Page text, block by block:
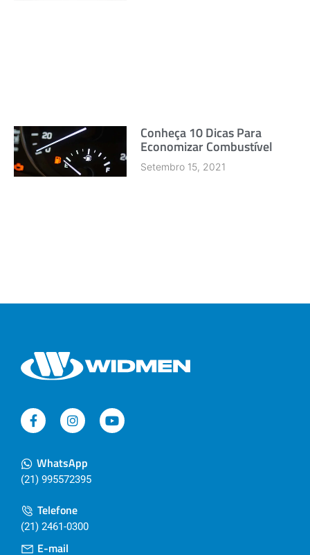
Conheça 10 Dicas Para
Economizar Combustível
Setembro 15, 2021
WhatsApp
(21) 995572395
Telefone
(21) 2461-0300
E-mail